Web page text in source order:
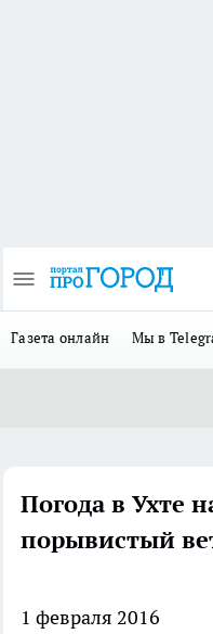
Газета онлайн Мы в
Погода в Ухте
порывистый
1 февраля 2016